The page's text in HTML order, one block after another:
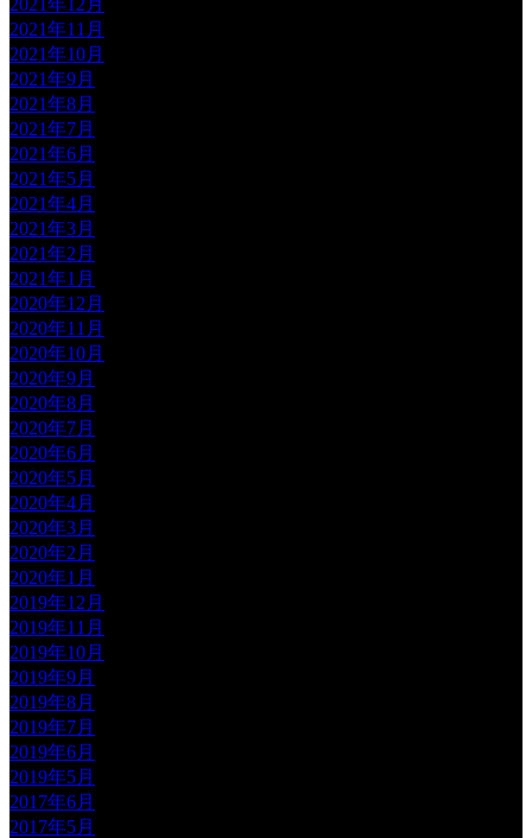
2021年11月
2021年10月
2021年9月
2021年8月
2021年7月
2021年6月
2021年5月
2021年4月
2021年3月
2021年2月
2021年1月
2020年12月
2020年11月
2020年10月
2020年9月
2020年8月
2020年7月
2020年6月
2020年5月
2020年4月
2020年3月
2020年2月
2020年1月
2019年12月
2019年11月
2019年10月
2019年9月
2019年8月
2019年7月
2019年6月
2019年5月
2017年6月
2017年5月